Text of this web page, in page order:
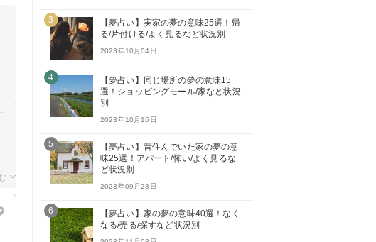
3
【夢占い】実家の夢の意味25選！帰
る/片付ける/よく見るなど状況別
2023年10月04日
4
【夢占い】同じ場所の夢の意味15
選！ショッピングモール/家など状況
別
2023年10月16日
5
【夢占い】昔住んでいた家の夢の意
味25選！アパート/怖い/よく見るな
ど状況別
2023年09月28日
6
【夢占い】家の夢の意味40選！なく
なる/売る/探すなど状況別